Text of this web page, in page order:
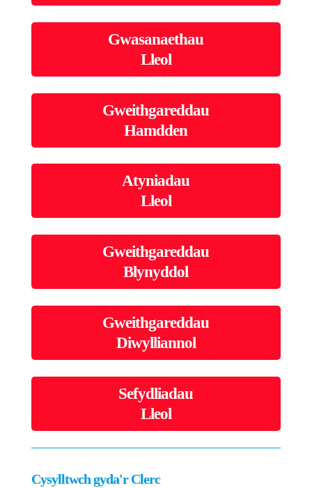
Gwasanaethau
Lleol
Gweithgareddau
Hamdden
Atyniadau
Lleol
Gweithgareddau
Blynyddol
Gweithgareddau
Diwylliannol
Sefydliadau
Lleol
Cysylltwch gyda'r Clerc